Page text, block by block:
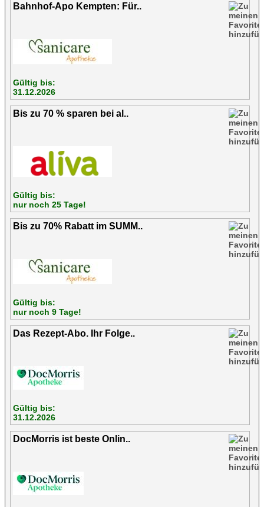
Bahnhof-Apo Kempten: Für..
Gültig bis:
31.12.2026
Bis zu 70 % sparen bei al..
Gültig bis:
nur noch 25 Tage!
Bis zu 70% Rabatt im SUMM..
Gültig bis:
nur noch 9 Tage!
Das Rezept-Abo. Ihr Folge..
Gültig bis:
31.12.2026
DocMorris ist beste Onlin..